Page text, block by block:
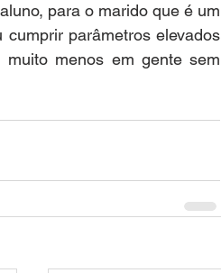
para o marido que é um
parâmetros elevados
muito menos em gente sem